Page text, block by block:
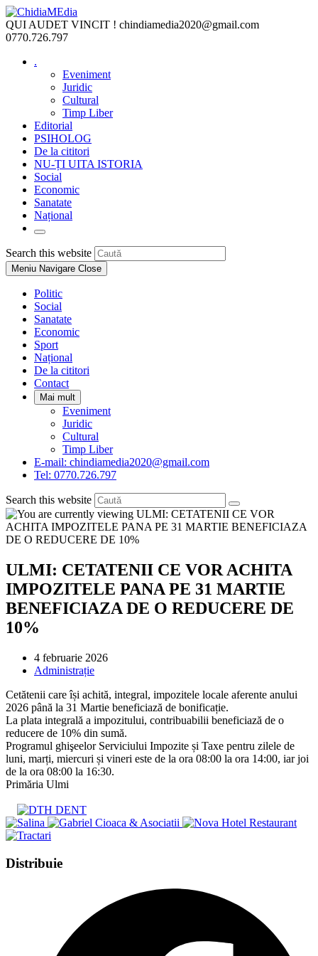
Skip
to
content
QUI AUDET VINCIT ! chindiamedia2020@gmail.com
0770.726.797
.
Eveniment
Juridic
Cultural
Timp Liber
Editorial
PSIHOLOG
De la cititori
NU-ȚI UITA ISTORIA
Social
Economic
Sanatate
Național
Toggle
website
search
Search this website
Escape
Meniu Navigare Close
Politic
Social
Sanatate
Economic
Sport
Național
De la cititori
Contact
Mai mult
Eveniment
Juridic
Cultural
Timp Liber
E-mail: chindiamedia2020@gmail.com
Tel: 0770.726.797
Search this website
ULMI: CETATENII CE VOR ACHITA
IMPOZITELE PANA PE 31 MARTIE
BENEFICIAZA DE O REDUCERE DE
10%
Post
published:
4 februarie 2026
Post
Administrație
Cetătenii care își achită, integral, impozitele locale aferente anului
2026 până la 31 Martie beneficiază de bonificație.
La plata integrală a impozitului, contribuabilii beneficiază de o
reducere de 10% din sumă.
Programul ghişeelor Serviciului Impozite și Taxe pentru zilele de
luni, marți, miercuri și vineri este de la ora 08:00 la ora 14:00, iar joi
de la ora 08:00 la 16:30.
Primăria Ulmi
DistribuieShare
window